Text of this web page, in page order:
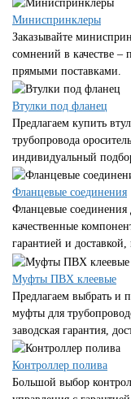
Миниспринклеры
Заказывайте
сомнений в качестве –
прямыми поставками.
Втулки под фланец
Предлагаем купить
трубопровода
индивидуальный
Фланцевые соединения
Фланцевые соединения
качественные
гарантией и
Муфты ПВХ клеевые
Предлагаем выбрать и
муфты для
заводская гарантия,
Контроллер полива
Большой выбор